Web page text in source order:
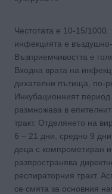
Честотата е 10-15/
инфекцията е
Възприемчивостта е
Входна врата на
дихателни пътища, по-
Инкубационният
размножава в
тракт. Отделянето на
6 – 21 дни, средно 9
деца с компрометиран
разпространява
респираторния тракт.
се смята за основния